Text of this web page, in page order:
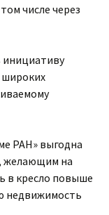
числе через
инициативу
широких
РАН» выгодна
желающим на
в кресло повыше
недвижимость